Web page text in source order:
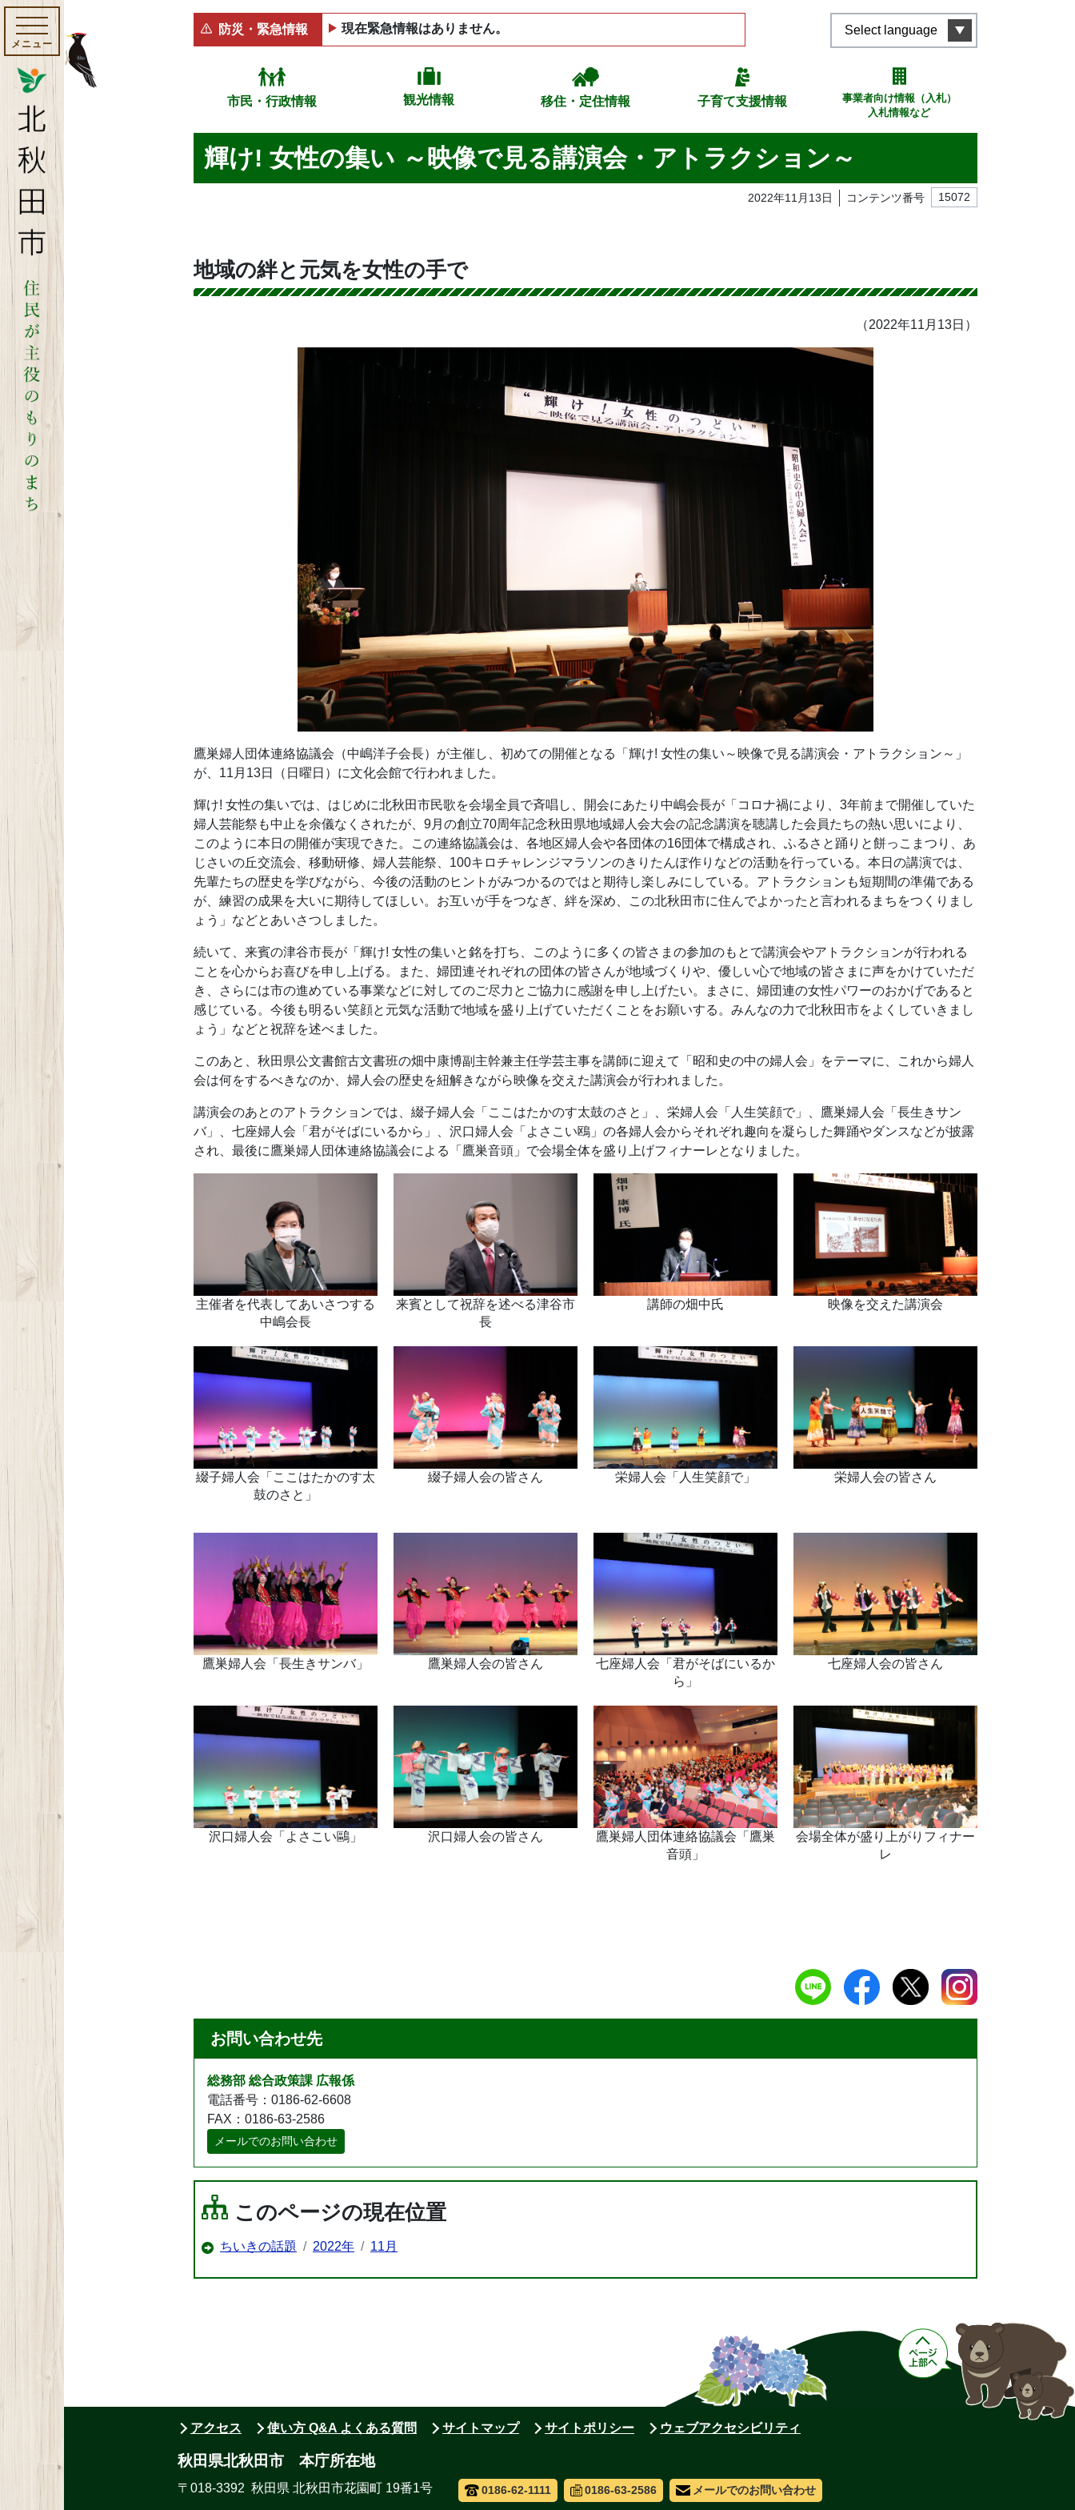
メニュー
防災・緊急情報 現在緊急情報はありません。 Select language
市民・行政情報 観光情報 移住・定住情報 子育て支援情報
事業者向け情報（入札）
入札情報など
輝け! 女性の集い ～映像で見る講演会・アトラクション～
2022年11月13日 コンテンツ番号 15072
地域の絆と元気を女性の手で
（2022年11月13日）
鷹巣婦人団体連絡協議会（中嶋洋子会長）が主催し、初めての開催となる「輝け! 女性の集い～映像で見る講演会・アトラクション～」
が、11月13日（日曜日）に文化会館で行われました。
輝け! 女性の集いでは、はじめに北秋田市民歌を会場全員で斉唱し、開会にあたり中嶋会長が「コロナ禍により、3年前まで開催していた
婦人芸能祭も中止を余儀なくされたが、9月の創立70周年記念秋田県地域婦人会大会の記念講演を聴講した会員たちの熱い思いにより、
このように本日の開催が実現できた。この連絡協議会は、各地区婦人会や各団体の16団体で構成され、ふるさと踊りと餅っこまつり、あ
じさいの丘交流会、移動研修、婦人芸能祭、100キロチャレンジマラソンのきりたんぽ作りなどの活動を行っている。本日の講演では、
先輩たちの歴史を学びながら、今後の活動のヒントがみつかるのではと期待し楽しみにしている。アトラクションも短期間の準備である
が、練習の成果を大いに期待してほしい。お互いが手をつなぎ、絆を深め、この北秋田市に住んでよかったと言われるまちをつくりまし
ょう」などとあいさつしました。
続いて、来賓の津谷市長が「輝け! 女性の集いと銘を打ち、このように多くの皆さまの参加のもとで講演会やアトラクションが行われる
ことを心からお喜びを申し上げる。また、婦団連それぞれの団体の皆さんが地域づくりや、優しい心で地域の皆さまに声をかけていただ
き、さらには市の進めている事業などに対してのご尽力とご協力に感謝を申し上げたい。まさに、婦団連の女性パワーのおかげであると
感じている。今後も明るい笑顔と元気な活動で地域を盛り上げていただくことをお願いする。みんなの力で北秋田市をよくしていきまし
ょう」などと祝辞を述べました。
このあと、秋田県公文書館古文書班の畑中康博副主幹兼主任学芸主事を講師に迎えて「昭和史の中の婦人会」をテーマに、これから婦人
会は何をするべきなのか、婦人会の歴史を紐解きながら映像を交えた講演会が行われました。
講演会のあとのアトラクションでは、綴子婦人会「ここはたかのす太鼓のさと」、栄婦人会「人生笑顔で」、鷹巣婦人会「長生きサン
バ」、七座婦人会「君がそばにいるから」、沢口婦人会「よさこい鴎」の各婦人会からそれぞれ趣向を凝らした舞踊やダンスなどが披露
され、最後に鷹巣婦人団体連絡協議会による「鷹巣音頭」で会場全体を盛り上げフィナーレとなりました。
主催者を代表してあいさつする
中嶋会長
来賓として祝辞を述べる津谷市
長
講師の畑中氏 映像を交えた講演会
綴子婦人会「ここはたかのす太
鼓のさと」
綴子婦人会の皆さん 栄婦人会「人生笑顔で」 栄婦人会の皆さん
鷹巣婦人会「長生きサンバ」 鷹巣婦人会の皆さん
七座婦人会「君がそばにいるか
ら」
七座婦人会の皆さん
沢口婦人会「よさこい鷗」 沢口婦人会の皆さん
鷹巣婦人団体連絡協議会「鷹巣
音頭」
会場全体が盛り上がりフィナー
レ
お問い合わせ先
総務部 総合政策課 広報係
電話番号：0186-62-6608
FAX：0186-63-2586
メールでのお問い合わせ
このページの現在位置
ちいきの話題 2022年 11月
アクセス 使い方 Q&A よくある質問 サイトマップ サイトポリシー ウェブアクセシビリティ
秋田県北秋田市 本庁所在地
〒018-3392 秋田県 北秋田市花園町 19番1号 0186-62-1111 0186-63-2586 メールでのお問い合わせ